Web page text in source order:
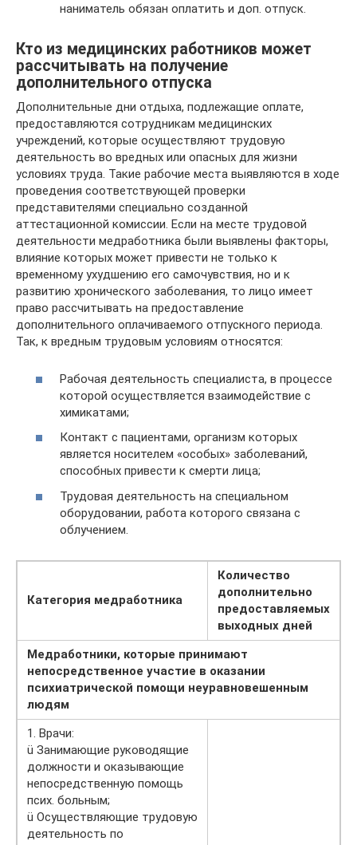
наниматель обязан оплатить и доп. отпуск.
Кто из медицинских работников может
рассчитывать на получение
дополнительного отпуска
Дополнительные дни отдыха, подлежащие оплате,
предоставляются сотрудникам медицинских
учреждений, которые осуществляют трудовую
деятельность во вредных или опасных для жизни
условиях труда. Такие рабочие места выявляются в ходе
проведения соответствующей проверки
представителями специально созданной
аттестационной комиссии. Если на месте трудовой
деятельности медработника были выявлены факторы,
влияние которых может привести не только к
временному ухудшению его самочувствия, но и к
развитию хронического заболевания, то лицо имеет
право рассчитывать на предоставление
дополнительного оплачиваемого отпускного периода.
Так, к вредным трудовым условиям относятся:
Рабочая деятельность специалиста, в процессе
которой осуществляется взаимодействие с
химикатами;
Контакт с пациентами, организм которых
является носителем «особых» заболеваний,
способных привести к смерти лица;
Трудовая деятельность на специальном
оборудовании, работа которого связана с
облучением.
Категория медработника
Количество
дополнительно
предоставляемых
выходных дней
Медработники, которые принимают
непосредственное участие в оказании
психиатрической помощи неуравновешенным
людям
1. Врачи:
ü Занимающие руководящие
должности и оказывающие
непосредственную помощь
псих. больным;
ü Осуществляющие трудовую
деятельность по